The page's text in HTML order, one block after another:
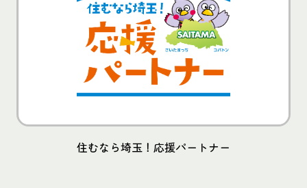
住むなら埼玉！応援パートナー